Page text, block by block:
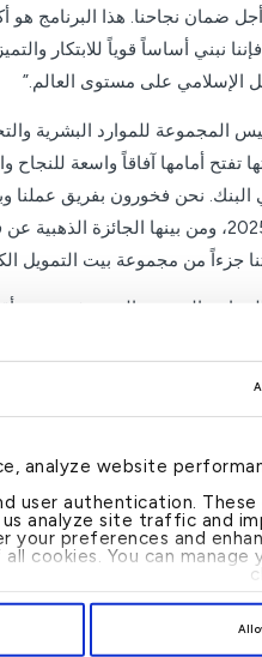
analyze website
user authentication. These
us analyze site traffic and
your preferences and
cookies. You can manage
أجل ضمان نجاحنا. هذا البرنامج
نبني أساساً قوياً للابتكار
الإسلامي على مستوى العالم.”
المجموعة للموارد البشرية
أمامها آفاقاً واسعة للنجاح
نحن فخورون بفريق عملنا
من جوائز براندون هول للتميز لعام
جزءاً من مجموعة بيت التمويل
التدريبي الجديد في
في هذه المرحلة الجديدة من
التركي